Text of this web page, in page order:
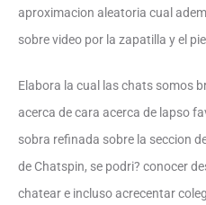
aproximacion aleatoria cual
sobre video por la zapatilla y el
Elabora la cual las chats somos
acerca de cara acerca de lapso
sobra refinada sobre la seccion
de Chatspin, se podri? conocer
chatear e incluso acrecentar